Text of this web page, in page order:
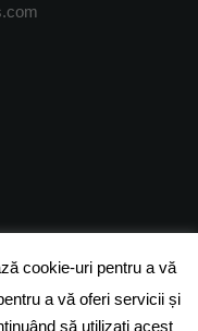
All rights reserved.
DESPRE COOKIES
cookie-uri pentru a vă
a vă oferi servicii și
să utilizați acest